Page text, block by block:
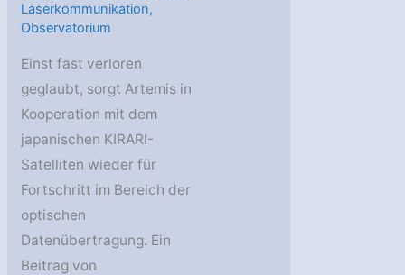
Laserkommunikation,
Observatorium
Einst fast verloren
geglaubt, sorgt Artemis in
Kooperation mit dem
japanischen KIRARI-
Satelliten wieder für
Fortschritt im Bereich der
optischen
Datenübertragung. Ein
Beitrag von